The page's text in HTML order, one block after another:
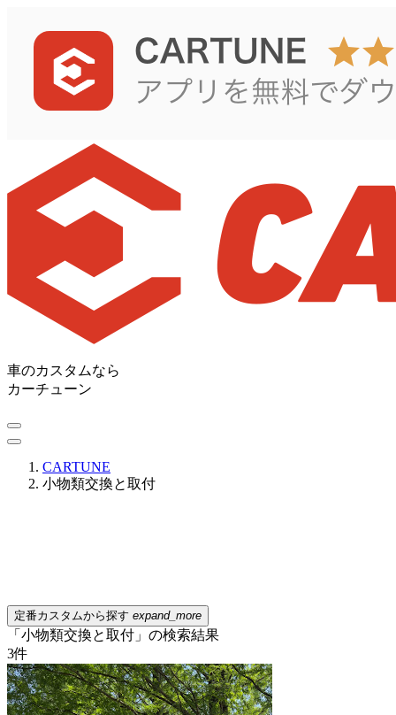
車のカスタムなら
カーチューン
CARTUNE
小物類交換と取付
定番カスタムから探す expand_more
「小物類交換と取付」の検索結果
3件